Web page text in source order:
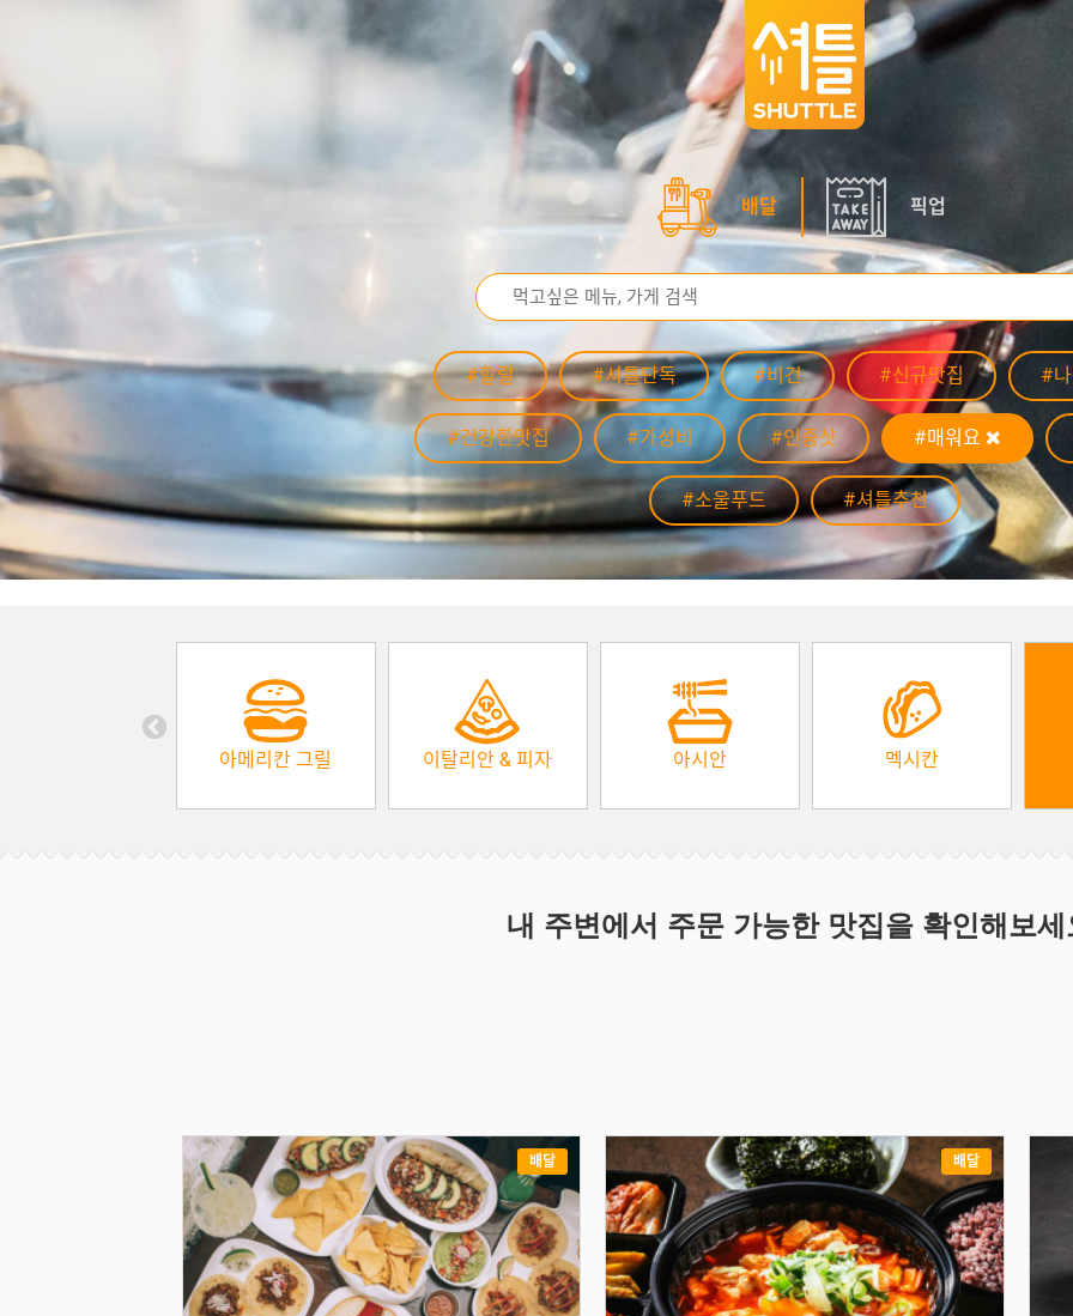
배달 픽업
#할랄 #셔틀단독 #비건 #신규맛집 #
#건강한맛집 #가성비 #인증샷 #매워요
#소울푸드 #셔틀추천
아메리칸 그릴 이탈리안 & 피자 아시안 멕시칸
내 주변에서 주문 가능한 맛집을 확인해보세
배달 배달